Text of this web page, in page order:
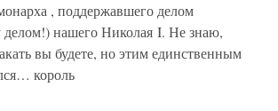
, поддержавшего делом
нашего Николая I. Не знаю,
вы будете, но этим единственным
король